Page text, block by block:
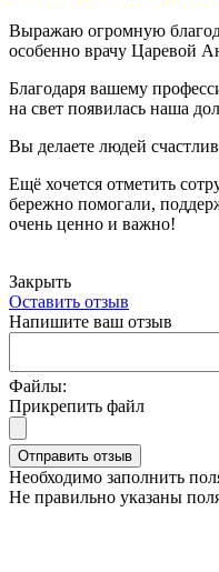
Выражаю огромную
особенно врачу Царевой
Благодаря вашему
на свет появилась наша
Вы делаете людей
Ещё хочется отметить
бережно помогали,
очень ценно и важно!
Закрыть
Оставить отзыв
Напишите ваш отзыв
Файлы:
Прикрепить файл
Отправить отзыв
Необходимо заполнить
Не правильно указаны